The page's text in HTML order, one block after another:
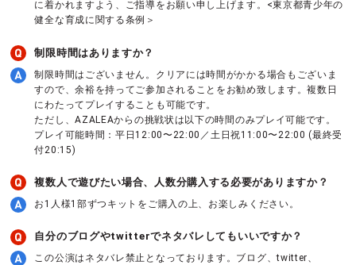
に着かれますよう、ご指導をお願い申し上げます。<東京都青少年の
健全な育成に関する条例＞
制限時間はありますか？
制限時間はございません。クリアには時間がかかる場合もございま
すので、余裕を持ってご参加されることをお勧め致します。複数日
にわたってプレイすることも可能です。
ただし、AZALEAからの挑戦状は以下の時間のみプレイ可能です。
プレイ可能時間：平日12:00〜22:00／土日祝11:00〜22:00 (最終受
付20:15)
複数人で遊びたい場合、人数分購入する必要がありますか？
お1人様1部ずつキットをご購入の上、お楽しみください。
自分のブログやtwitterでネタバレしてもいいですか？
この公演はネタバレ禁止となっております。ブログ、twitter、